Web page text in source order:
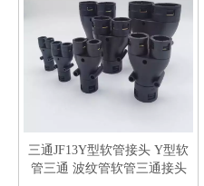
三通JF13Y型软管接头 Y型软
管三通 波纹管软管三通接头